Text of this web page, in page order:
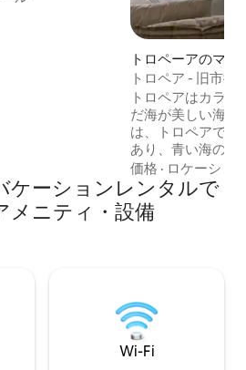
トロペーアのマン
パート
トロペア - 旧市街
メント
トロペアはカラ
だ海が美しい海辺
は、トロペアで最
あり、青い海の素
ます。カポ・ヴァ
夕暮れ時のエオリ
ます。 歴史地区
トラン、ビーチ、
れ）、グループに
価格 · ロケーショ
ケーションレンタルで
メニティ・設備
Wi-Fi